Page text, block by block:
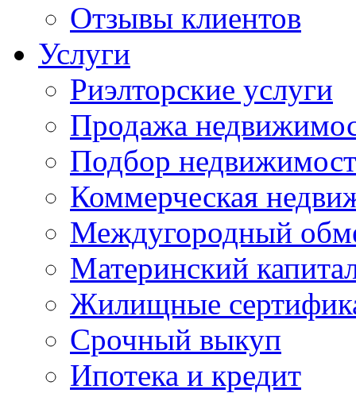
Отзывы клиентов
Услуги
Риэлторские услуги
Продажа
Подбор
Коммерческая
Междугородный
Материнский
Жилищные
Срочный выкуп
Ипотека и кредит